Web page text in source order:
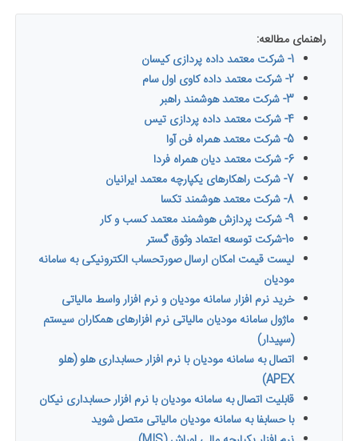
راهنمای مطالعه:
1- شرکت معتمد داده پردازی کیسان
2- شرکت معتمد داده کاوی اول سام
3- شرکت معتمد هوشمند راهبر
4- شرکت معتمد داده پردازی تیس
5- شرکت معتمد همراه فن آوا
6- شرکت معتمد دیان همراه فردا
7- شرکت راهکارهای یکپارچه معتمد ایرانیان
8- شرکت معتمد هوشمند تکسا
9- شرکت پردازش هوشمند معتمد کسب و کار
10-شرکت توسعه اعتماد وثوق گستر
لیست قیمت امکان ارسال صورتحساب الکترونیکی به سامانه
مودیان
خرید نرم افزار سامانه مودیان و نرم افزار واسط مالیاتی
ماژول سامانه مودیان مالیاتی نرم افزارهای همکاران سیستم
(سپیدار)
اتصال به سامانه مودیان با نرم افزار حسابداری هلو (هلو
APEX)
قابلیت اتصال به سامانه مودیان با نرم افزار حسابداری نیکان
با حسابفا به سامانه مودیان مالیاتی متصل شوید